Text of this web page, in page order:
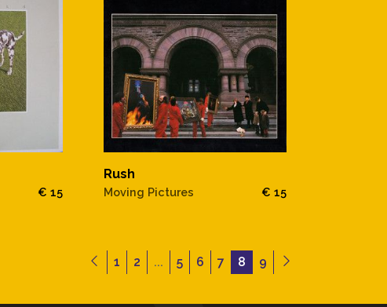
€ 15
Rush
Moving Pictures € 15
1 2 ... 5 6 7 8 9